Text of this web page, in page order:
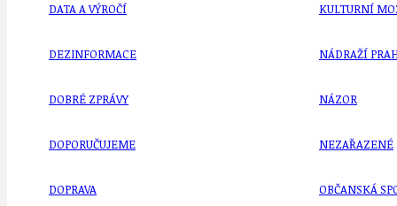
DATA A VÝROČÍ
DEZINFORMACE
DOBRÉ ZPRÁVY
DOPORUČUJEME
DOPRAVA
KULTURNÍ
NÁDRAŽÍ
NÁZOR
NEZAŘAZENÉ
OBČANSKÁ